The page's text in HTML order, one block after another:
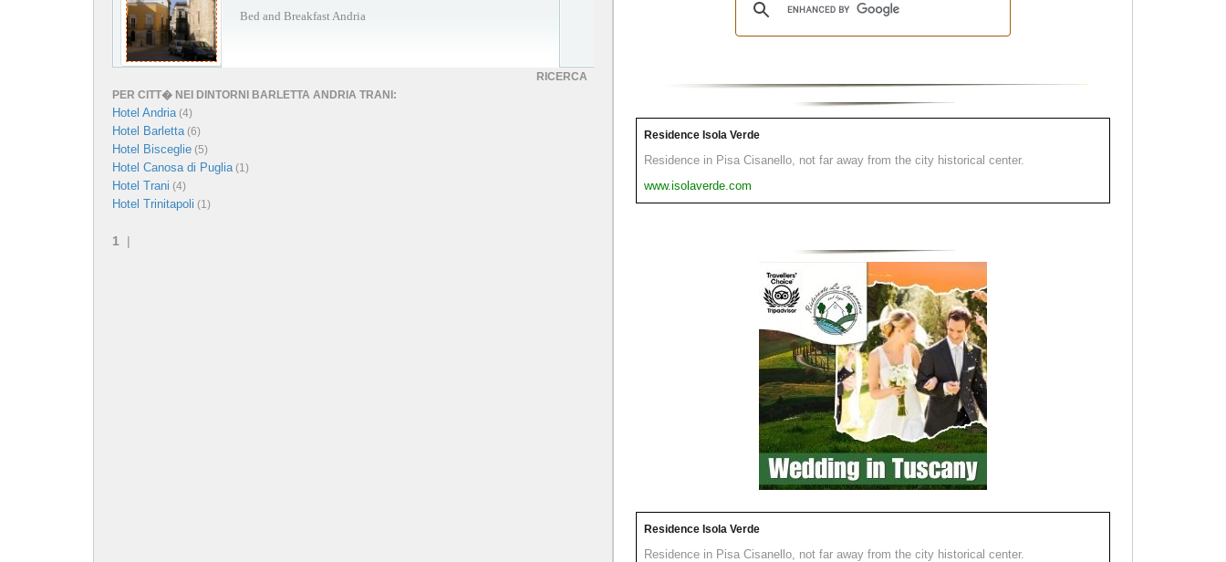
Bed and Breakfast Andria
RICERCA
PER CITT� NEI DINTORNI BARLETTA ANDRIA TRANI:
Hotel Andria(4)
Hotel Barletta(6)
Hotel Bisceglie (5)
Hotel Canosa di Puglia(1)
Hotel Trani (4)
Hotel Trinitapoli (1)
1 |
Residence Isola Verde
Residence in Pisa Cisanello, not far away from the city historical center.
www.isolaverde.com
Residence Isola Verde
Residence in Pisa Cisanello, not far away from the city historical center.